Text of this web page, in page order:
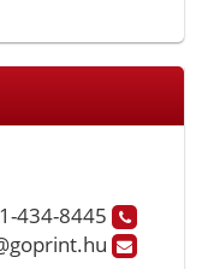
434-8445